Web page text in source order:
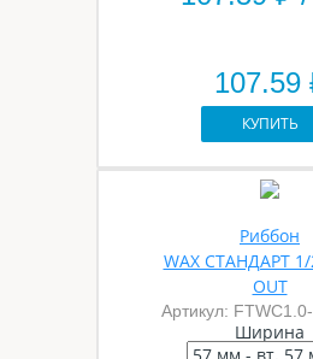
107.59
КУПИТЬ
Риббон
WAX СТАНДАРТ
OUT
Артикул:
Ширина